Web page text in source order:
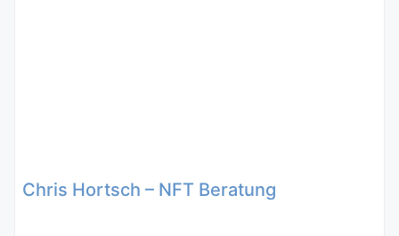
Chris Hortsch – NFT Beratung